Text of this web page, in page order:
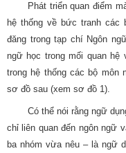
Phát triển quan điểm
hệ thống về bức tranh các
đăng trong tạp chí Ngôn
ngữ học trong mối quan
trong hệ thống các bộ môn
sơ đồ sau (xem sơ đồ 1).
Có thể nói rằng ngữ
chỉ liên quan đến ngôn ngữ
ba nhóm vừa nêu – là ngữ